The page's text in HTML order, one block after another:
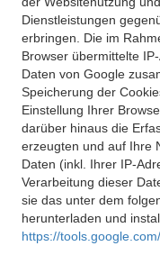
Dienstleistungen
erbringen. Die im
Browser übermittelte
Daten von Google
Speicherung der
Einstellung Ihrer
darüber hinaus die
erzeugten und auf Ihre
Daten (inkl. Ihrer IP-
Verarbeitung dieser
sie das unter dem
herunterladen und
https://